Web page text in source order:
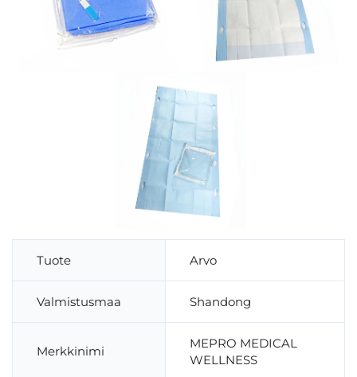
Tuote Arvo
Valmistusmaa Shandong
Merkkinimi
MEPRO MEDICAL
WELLNESS